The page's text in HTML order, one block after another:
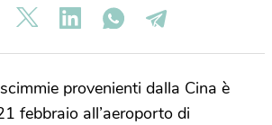
provenienti dalla Cina è
febbraio all’aeroporto di